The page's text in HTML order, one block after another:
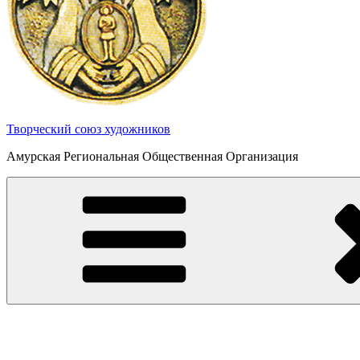
Творческий союз художников
Амурская Региональная Общественная Организация